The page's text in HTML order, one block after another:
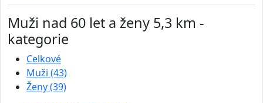
Muži nad 60 let a ženy 5,3 km -
kategorie
Celkové
Muži (43)
Ženy (39)